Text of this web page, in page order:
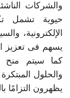
والشركات
حيوية تشمل
الإلكترونية،
يسهم فى تعزيز
كما سيتم منح
والحلول
يظهرون التزامًا